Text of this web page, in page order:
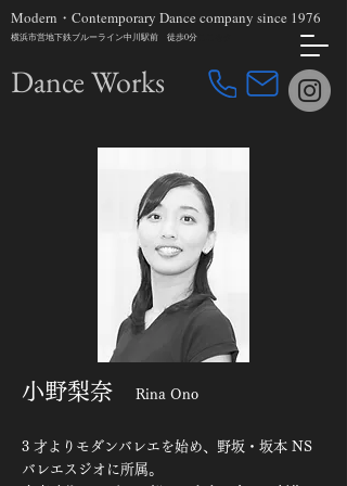
横浜市営地下鉄ブルーライン中川駅前 徒歩0分
Modern・Contemporary Dance company since 1976
​Dance Works
小野梨奈 Rina Ono
3 才よりモダンバレエを始め、野坂・坂本 NS
バレエスジオに所属。